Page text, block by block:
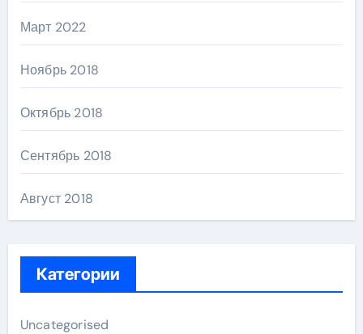
Март 2022
Ноябрь 2018
Октябрь 2018
Сентябрь 2018
Август 2018
Категории
Uncategorised